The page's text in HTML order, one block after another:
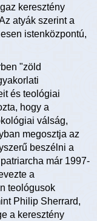
keresztény
atyák szerint a
istenközpontú,
"zöld
és teológiai
hogy a
válság,
megosztja az
beszélni a
már 1997-
a
teológusok
Philip Sherrard,
a keresztény